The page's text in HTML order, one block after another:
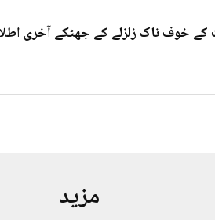
جاپان میں 7۰3شدت کے خوف ناک زلزلے کے
مزید